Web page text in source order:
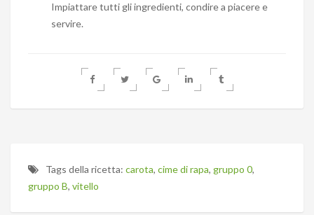
Impiattare tutti gli ingredienti, condire a piacere e
servire.
Tags della ricetta: carota, cime di rapa, gruppo 0,
gruppo B, vitello